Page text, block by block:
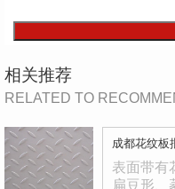
相关推荐
RELATED TO
成都花纹板
表面带有
扁豆形